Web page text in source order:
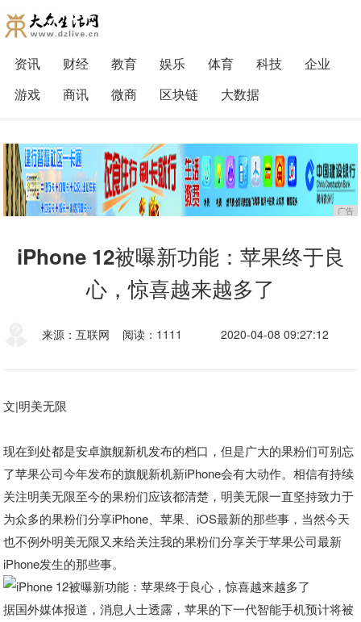
资讯 财经 教育 娱乐 体育 科技
企业
游戏
商讯 微商 区块链 大数据
广告
iPhone 12被曝新功能：苹果终于良
心，惊喜越来越多了
来源：互联网 阅读：1111 2020-04-08 09:27:12
文|明美无限
现在到处都是安卓旗舰新机发布的档口，但是广大的果粉们可别忘
了苹果公司今年发布的旗舰新机新iPhone会有大动作。相信有持续
关注明美无限至今的果粉们应该都清楚，明美无限一直坚持致力于
为众多的果粉们分享iPhone、苹果、iOS最新的那些事，当然今天
也不例外明美无限又来给关注我的果粉们分享关于苹果公司最新
iPhone发生的那些事。
据国外媒体报道，消息人士透露，苹果的下一代智能手机预计将被